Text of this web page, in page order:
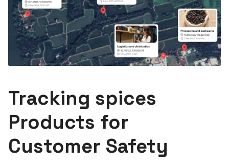
Tracking spices
Products for
Customer Safety